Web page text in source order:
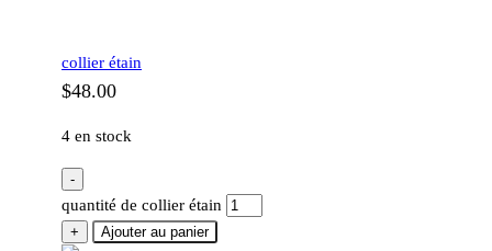
collier étain
$48.00
4 en stock
-
quantité de collier étain
+ Ajouter au panier